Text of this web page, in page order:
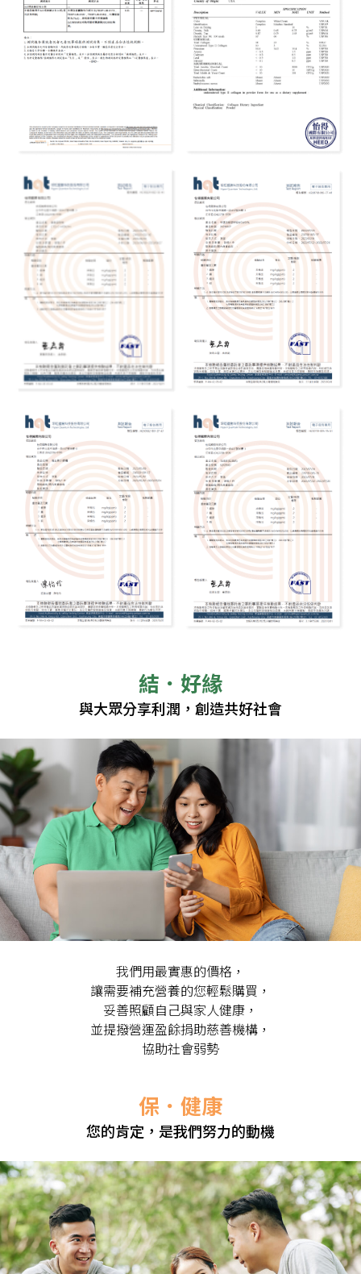
結．好緣
與大眾分享利潤，創造共好社會
我們用最實惠的價格，
讓需要補充營養的您輕鬆購買，
妥善照顧自己與家人健康，
並提撥營運盈餘捐助慈善機構，
協助社會弱勢
保．健康
您的肯定，是我們努力的動機